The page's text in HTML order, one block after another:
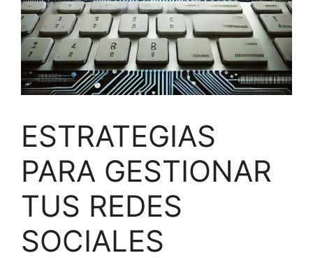
ESTRATEGIAS
PARA GESTIONAR
TUS REDES
SOCIALES